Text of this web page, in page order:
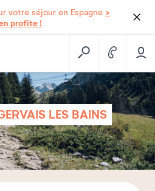
votre séjour en Espagne >
profite !
LES BAINS